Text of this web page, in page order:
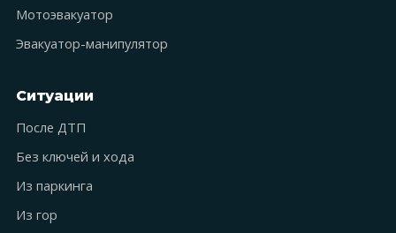
Мотоэвакуатор
Эвакуатор-манипулятор
Ситуации
После ДТП
Без ключей и хода
Из паркинга
Из гор